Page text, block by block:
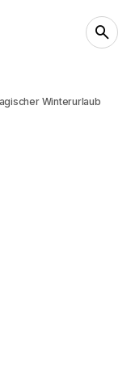
Winterurlaub